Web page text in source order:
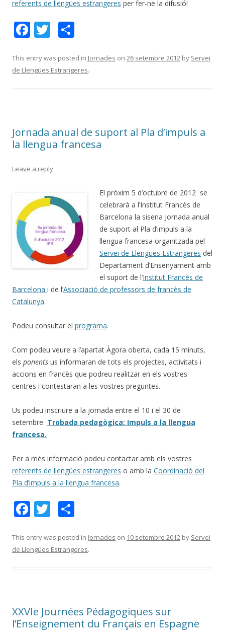
referents de llengües estrangeres per fer-ne la difusió!
F
e
b
k
T
itt
er
m
p
ix
This entry was posted in Jornades on 26 setembre 2012 by Servei
de Llengües Estrangeres.
Jornada anual de suport al Pla d’impuls a
la llengua francesa
Leave a reply
El pròxim 5 d’octubre de 2012 se
celebrarà a l’Institut Francès de
Barcelona la sisena Jornada anual
de suport al Pla d’impuls a la
llengua francesa organitzada pel
Servei de Llengües Estrangeres del
Departament d’Ensenyament amb
el suport de l’Institut Francès de
Barcelona i de l’Associació de professors de francès de
Catalunya.
Podeu consultar el programa.
Com podeu veure a l’apartat Àgora oberta, cada 15 minuts,
els ponents us informaran de tots els projectes, activitats i
accions en francès que podreu realitzar en els vostres
centres i contestaran a les vostres preguntes.
Us podeu inscriure a la jornada entre el 10 i el 30 de
setembre Trobada pedagògica: Impuls a la llengua
francesa.
Per a més informació podeu contactar amb els vostres
referents de llengües estrangeres o amb la Coordinació del
Pla d’impuls a la llengua francesa.
F
e
b
k
T
itt
er
m
p
ix
This entry was posted in Jornades on 10 setembre 2012 by Servei
de Llengües Estrangeres.
XXVIe Journées Pédagogiques sur
l’Enseignement du Français en Espagne